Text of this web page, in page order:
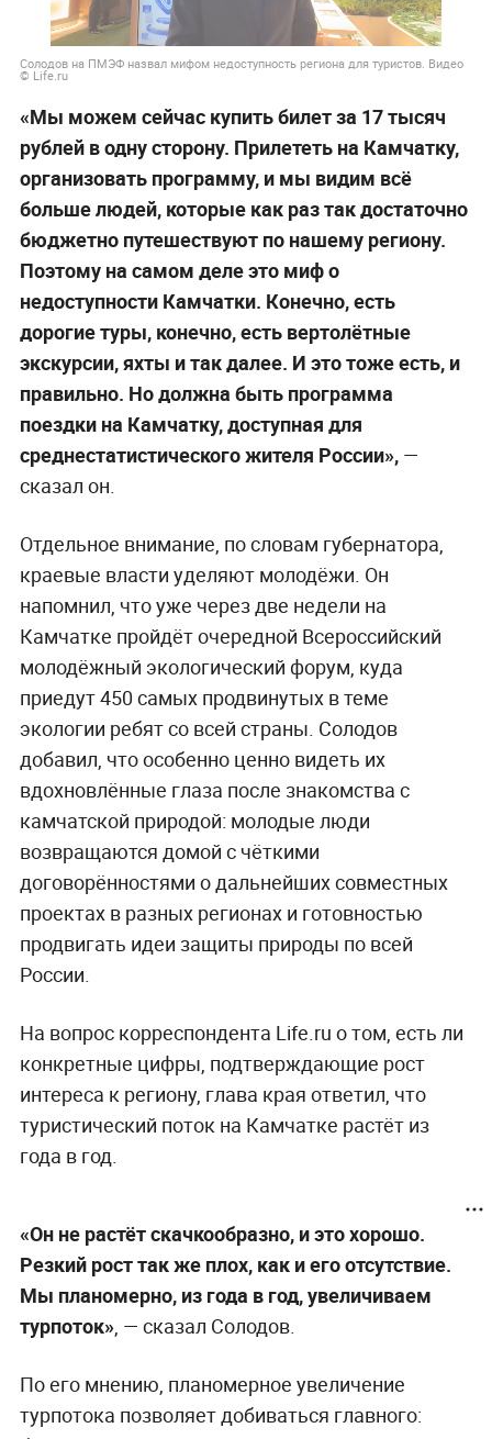
Солодов на ПМЭФ назвал мифом недоступность региона для туристов. Видео
© Life.ru
«Мы можем сейчас купить билет за 17 тысяч
рублей в одну сторону. Прилететь на Камчатку,
организовать программу, и мы видим всё
больше людей, которые как раз так достаточно
бюджетно путешествуют по нашему региону.
Поэтому на самом деле это миф о
недоступности Камчатки. Конечно, есть
дорогие туры, конечно, есть вертолётные
экскурсии, яхты и так далее. И это тоже есть, и
правильно. Но должна быть программа
поездки на Камчатку, доступная для
среднестатистического жителя России»,—
сказал он.
Отдельное внимание, по словам губернатора,
краевые власти уделяют молодёжи. Он
напомнил, что уже через две недели на
Камчатке пройдёт очередной Всероссийский
молодёжный экологический форум, куда
приедут 450 самых продвинутых в теме
экологии ребят со всей страны. Солодов
добавил, что особенно ценно видеть их
вдохновлённые глаза после знакомства с
камчатской природой: молодые люди
возвращаются домой с чёткими
договорённостями о дальнейших совместных
проектах в разных регионах и готовностью
продвигать идеи защиты природы по всей
России.
На вопрос корреспондента Life.ru о том, есть ли
конкретные цифры, подтверждающие рост
интереса к региону, глава края ответил, что
туристический поток на Камчатке растёт из
года в год.
«Он не растёт скачкообразно, и это хорошо.
Резкий рост так же плох, как и его отсутствие.
Мы планомерно, из года в год, увеличиваем
турпоток», — сказал Солодов.
По его мнению, планомерное увеличение
турпотока позволяет добиваться главного: